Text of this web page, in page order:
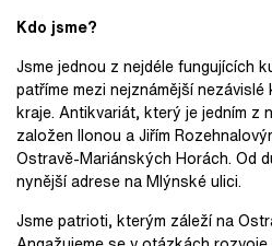
Kdo jsme?
Jsme jednou z nejdéle fungujících
patříme mezi nejznámější
kraje. Antikvariát, který je jedním z
založen Ilonou a Jiřím
Ostravě-Mariánských Horách. Od
nynější adrese na Mlýnské ulici.
Jsme patrioti, kterým záleží na